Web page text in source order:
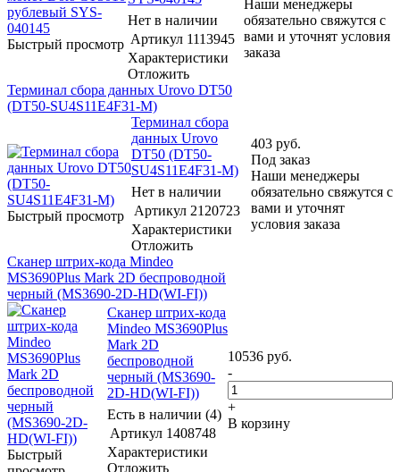
Быстрый просмотр
Нет в наличии
Артикул 1113945
Характеристики
Отложить
Наши менеджеры
обязательно свяжутся с
вами и уточнят условия
заказа
Терминал сбора данных Urovo DT50
(DT50-SU4S11E4F31-M)
Быстрый просмотр
Терминал сбора
данных Urovo
DT50 (DT50-
SU4S11E4F31-M)
Нет в наличии
Артикул 2120723
Характеристики
Отложить
403 руб.
Под заказ
Наши менеджеры
обязательно свяжутся с
вами и уточнят
условия заказа
Сканер штрих-кода Mindeo
MS3690Plus Mark 2D беспроводной
черный (MS3690-2D-HD(WI-FI))
Быстрый
Сканер штрих-кода
Mindeo MS3690Plus
Mark 2D
беспроводной
черный (MS3690-
2D-HD(WI-FI))
Есть в наличии (4)
Артикул 1408748
Характеристики
Отложить
10536 руб.
-
+
В корзину